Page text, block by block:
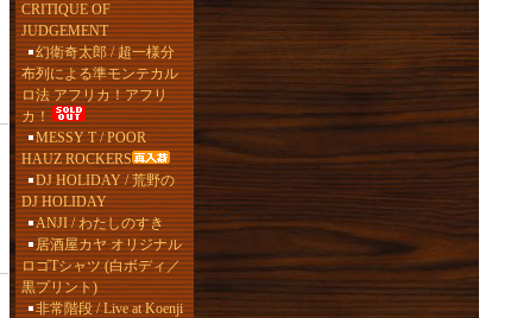
CRITIQUE OF
JUDGEMENT
幻衛奇太郎 / 超一様分
布列による準モンテカル
ロ法 アフリカ！アフリ
カ！
MESSY T / POOR
HAUZ ROCKERS
DJ HOLIDAY / 荒野の
DJ HOLIDAY
ANJI / わたしのすき
居酒屋カヤ オリジナル
ロゴTシャツ (白ボディ／
黒プリント)
非常階段 / Live at Koenji